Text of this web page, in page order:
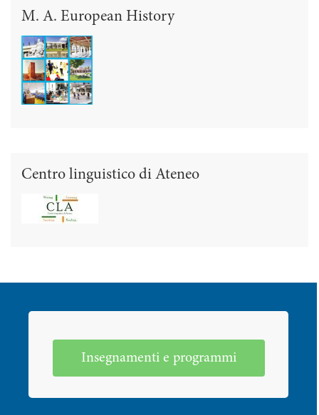
M. A. European History
Centro linguistico di Ateneo
Insegnamenti e programmi